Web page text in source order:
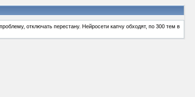
отключать перестану. Нейросети капчу обходят, по 300 тем в